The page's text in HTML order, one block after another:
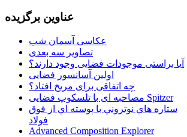
عناوین برگزیده
عکاسی آسمان شب
تصاویر سه بعدی
آیا براستی موجودات فضایی وجود دارند؟
اولین آسانسور فضایی
چه اتفاقی برای مریخ افتاد؟
مصاحبه ای با تلسکوپ فضایی Spitzer
ستاره هاي نوتروني با پوسته اي از فوق
فولاد
Advanced Composition Explorer